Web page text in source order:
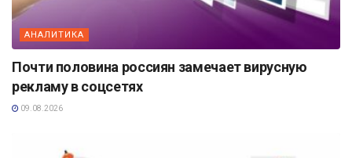
АНАЛИТИКА
Почти половина россиян замечает вирусную
рекламу в соцсетях
09.08.2026